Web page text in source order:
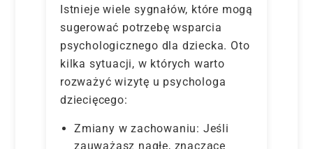
Istnieje wiele sygnałów, które mogą
sugerować potrzebę wsparcia
psychologicznego dla dziecka. Oto
kilka sytuacji, w których warto
rozważyć wizytę u psychologa
dziecięcego:
Zmiany w zachowaniu: Jeśli
zauważasz nagłe, znaczące